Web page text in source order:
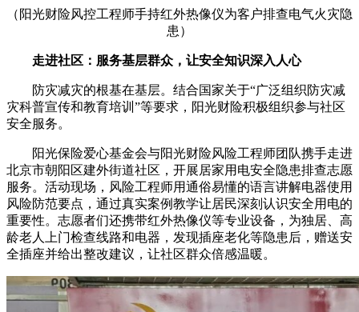
（阳光财险风控工程师手持红外热像仪为客户排查电气火灾隐
患）
走进社区：服务基层群众，让安全知识深入人心
防灾减灾的根基在基层。结合国家关于“广泛组织防灾减
灾科普宣传和教育培训”等要求，阳光财险积极组织参与社区
安全服务。
阳光保险爱心基金会与阳光财险风险工程师团队携手走进
北京市朝阳区建外街道社区，开展居家用电安全隐患排查志愿
服务。活动现场，风险工程师用通俗易懂的语言讲解电器使用
风险防范要点，通过真实案例教学让居民深刻认识安全用电的
重要性。志愿者们还携带红外热像仪等专业设备，为独居、高
龄老人上门检查线路和电器，发现插座老化等隐患后，赠送安
全插座并给出整改建议，让社区群众倍感温暖。